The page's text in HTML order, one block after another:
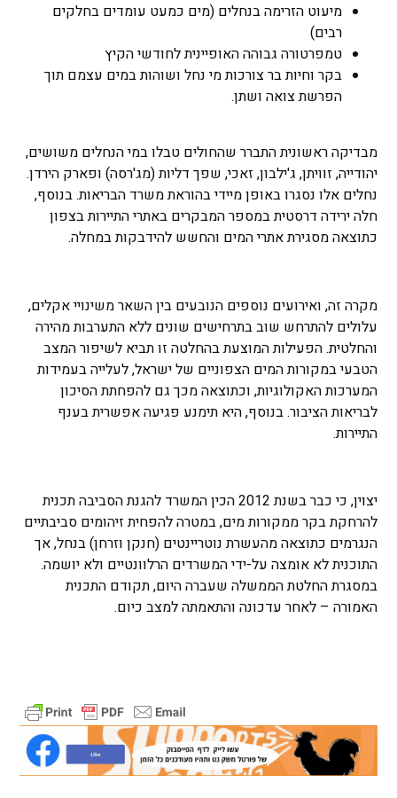
מיעוט הזרימה בנחלים (מים כמעט עומדים בחלקים
רבים)
טמפרטורה גבוהה האופיינית לחודשי הקיץ
בקר וחיות בר צורכות מי נחל ושוהות במים עצמם תוך
הפרשת צואה ושתן.
מבדיקה ראשונית התברר שהחולים טבלו במי הנחלים משושים,
יהודייה, זוויתן, ג'ילבון, זאכי, שפך דליות (מג'רסה) ופארק הירדן.
נחלים אלו נסגרו באופן מיידי בהוראת משרד הבריאות. בנוסף,
חלה ירידה דרסטית במספר המבקרים באתרי התיירות בצפון
כתוצאה מסגירת אתרי המים והחשש להידבקות במחלה.
מקרה זה, ואירועים נוספים הנובעים בין השאר משינויי אקלים,
עלולים להתרחש שוב בתרחישים שונים ללא התערבות מהירה
והחלטית. הפעילות המוצעת בהחלטה זו תביא לשיפור המצב
הטבעי במקורות המים הצפוניים של ישראל, לעלייה בעמידות
המערכות האקולוגיות, וכתוצאה מכך גם להפחתת הסיכון
לבריאות הציבור. בנוסף, היא תימנע פגיעה אפשרית בענף
התיירות.
יצוין, כי כבר בשנת 2012 הכין המשרד להגנת הסביבה תכנית
להרחקת בקר ממקורות מים, במטרה להפחית זיהומים סביבתיים
הנגרמים כתוצאה מהעשרת נוטריינטים (חנקן וזרחן) בנחל, אך
התוכנית לא אומצה על-ידי המשרדים הרלוונטיים ולא יושמה.
במסגרת החלטת הממשלה שעברה היום, תקודם התכנית
האמורה – לאחר עדכונה והתאמתה למצב כיום.